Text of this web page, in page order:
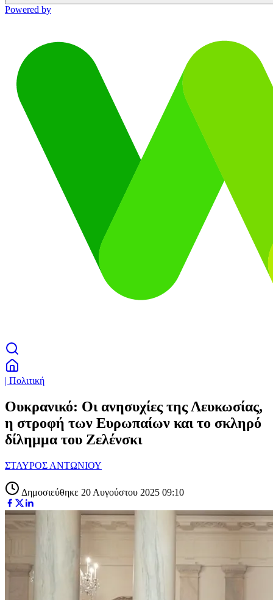
Powered by
| Πολιτική
Ουκρανικό: Οι ανησυχίες της Λευκωσίας,
η στροφή των Ευρωπαίων και το σκληρό
δίλημμα του Ζελένσκι
ΣΤΑΥΡΟΣ ΑΝΤΩΝΙΟΥ
Δημοσιεύθηκε 20 Αυγούστου 2025 09:10